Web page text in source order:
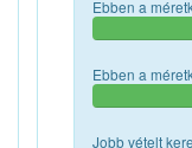
Ebben a
Ebben a
Jobb vételt